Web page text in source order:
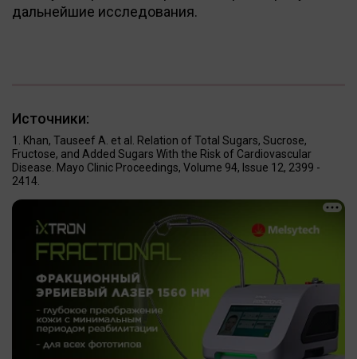
дальнейшие исследования.
Источники:
Khan, Tauseef A. et al. Relation of Total Sugars, Sucrose,
Fructose, and Added Sugars With the Risk of Cardiovascular
Disease. Mayo Clinic Proceedings, Volume 94, Issue 12, 2399 -
2414.